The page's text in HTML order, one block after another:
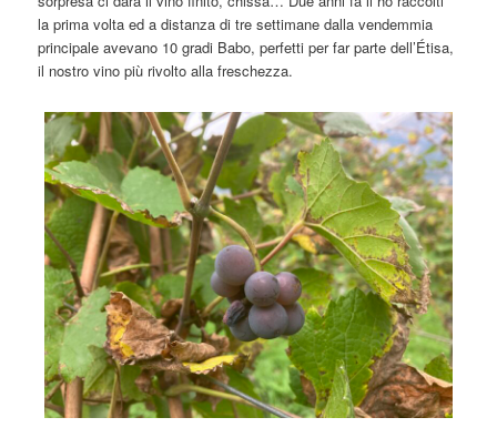
la prima volta ed a distanza di tre settimane dalla vendemmia
principale avevano 10 gradi Babo, perfetti per far parte dell’Étisa,
il nostro vino più rivolto alla freschezza.